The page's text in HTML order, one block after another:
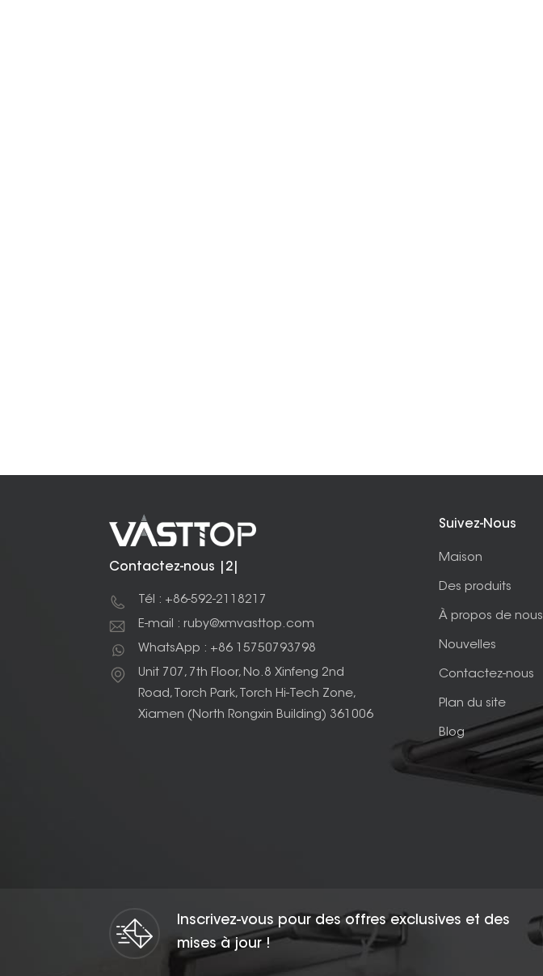
Contactez-nous |2|
Tél : +86-592-2118217
E-mail : ruby@xmvasttop.com
WhatsApp : +86 15750793798
Unit 707, 7th Floor, No.8 Xinfeng 2nd
Road, Torch Park, Torch Hi-Tech Zone,
Xiamen (North Rongxin Building) 361006
Suivez-Nous
Maison
Des produits
À propos de nous
Nouvelles
Contactez-nous
Plan du site
Blog
Inscrivez-vous pour des offres exclusives et des
mises à jour !